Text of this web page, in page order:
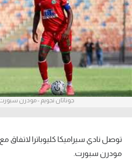
آراء حرة
ركن الألعاب
بطولات
الدوري المصري
الدوري الإسباني
جوناثان نجويم - مودرن سبورت
توصل نادي سيراميكا كليوباترا لاتفاق
مودرن سبورت.